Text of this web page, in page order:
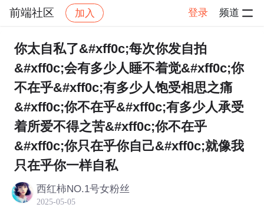
前端社区 加入 登录 频道
社区 前端社区 感慨 帖子详情
你太自私了&#xff0c;每次你发自拍
&#xff0c;会有多少人睡不着觉&#xff0c;你
不在乎&#xff0c;有多少人饱受相思之痛
&#xff0c;你不在乎&#xff0c;有多少人承受
着所爱不得之苦&#xff0c;你不在乎
&#xff0c;你只在乎你自己&#xff0c;就像我
只在乎你一样自私
西红柿NO.1号女粉丝
2025-05-05